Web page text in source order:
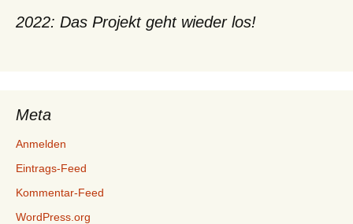
2022: Das Projekt geht wieder los!
Meta
Anmelden
Eintrags-Feed
Kommentar-Feed
WordPress.org